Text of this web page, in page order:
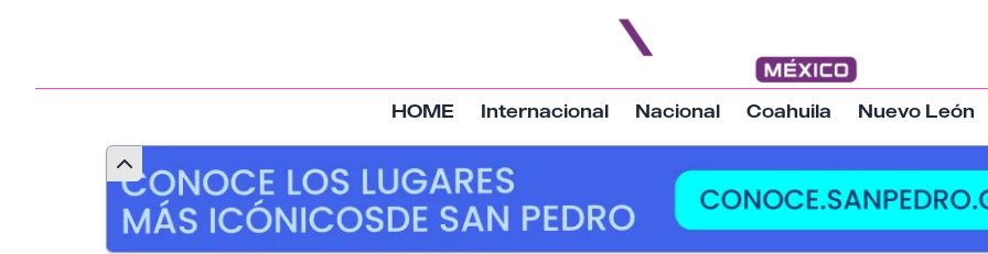
HOME Internacional Nacional Coahuila Nuevo León